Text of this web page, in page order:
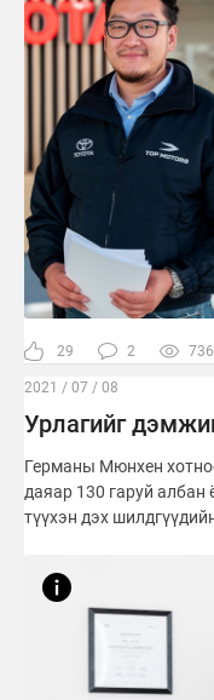
29 2 736
2021 / 07 / 08
Урлагийг
Германы Мюнхен
даяар 130 гаруй
түүхэн дэх